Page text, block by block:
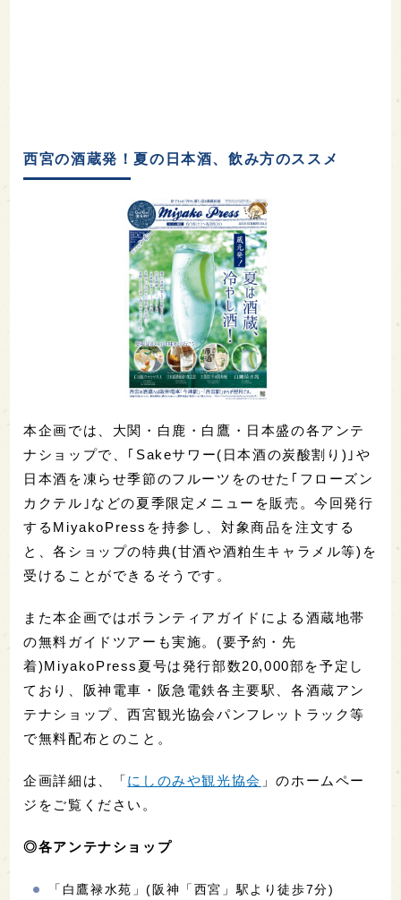
西宮の酒蔵発！夏の日本酒、飲み方のススメ
本企画では、大関・白鹿・白鷹・日本盛の各アンテ
ナショップで、｢Sakeサワー(日本酒の炭酸割り)｣や
日本酒を凍らせ季節のフルーツをのせた｢フローズン
カクテル｣などの夏季限定メニューを販売。今回発行
するMiyakoPressを持参し、対象商品を注文する
と、各ショップの特典(甘酒や酒粕生キャラメル等)を
受けることができるそうです。
また本企画ではボランティアガイドによる酒蔵地帯
の無料ガイドツアーも実施。(要予約・先
着)MiyakoPress夏号は発行部数20,000部を予定し
ており、阪神電車・阪急電鉄各主要駅、各酒蔵アン
テナショップ、西宮観光協会パンフレットラック等
で無料配布とのこと。
企画詳細は、「 にしのみや観光協会 」のホームペー
ジをご覧ください。
◎各アンテナショップ
「白鷹禄水苑」(阪神「西宮」駅より徒歩7分)